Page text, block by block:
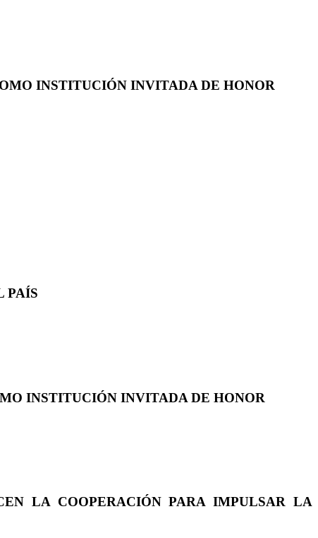
INSTITUCIÓN INVITADA DE HONOR
PAÍS
INSTITUCIÓN INVITADA DE HONOR
LA COOPERACIÓN PARA IMPULSAR LA